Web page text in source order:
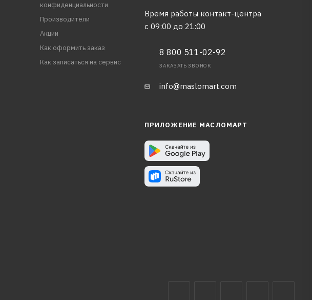
конфиденциальности
Производители
Акции
Как оформить заказ
Как записаться на сервис
Время работы контакт-центра
с 09:00 до 21:00
8 800 511-02-92
ЗАКАЗАТЬ ЗВОНОК
info@maslomart.com
ПРИЛОЖЕНИЕ МАСЛОМАРТ